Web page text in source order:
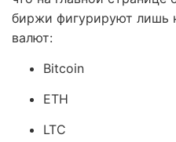
биржи фигурируют лишь
валют:
Bitcoin
ETH
LTC